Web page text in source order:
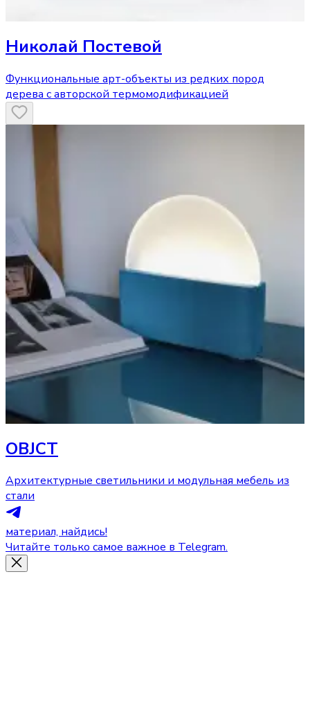
Николай Постевой
Функциональные арт-объекты из редких пород
дерева с авторской термомодификацией
OBJCT
Архитектурные светильники и модульная мебель из
стали
материал, найдись!
Читайте только самое важное в Telegram.